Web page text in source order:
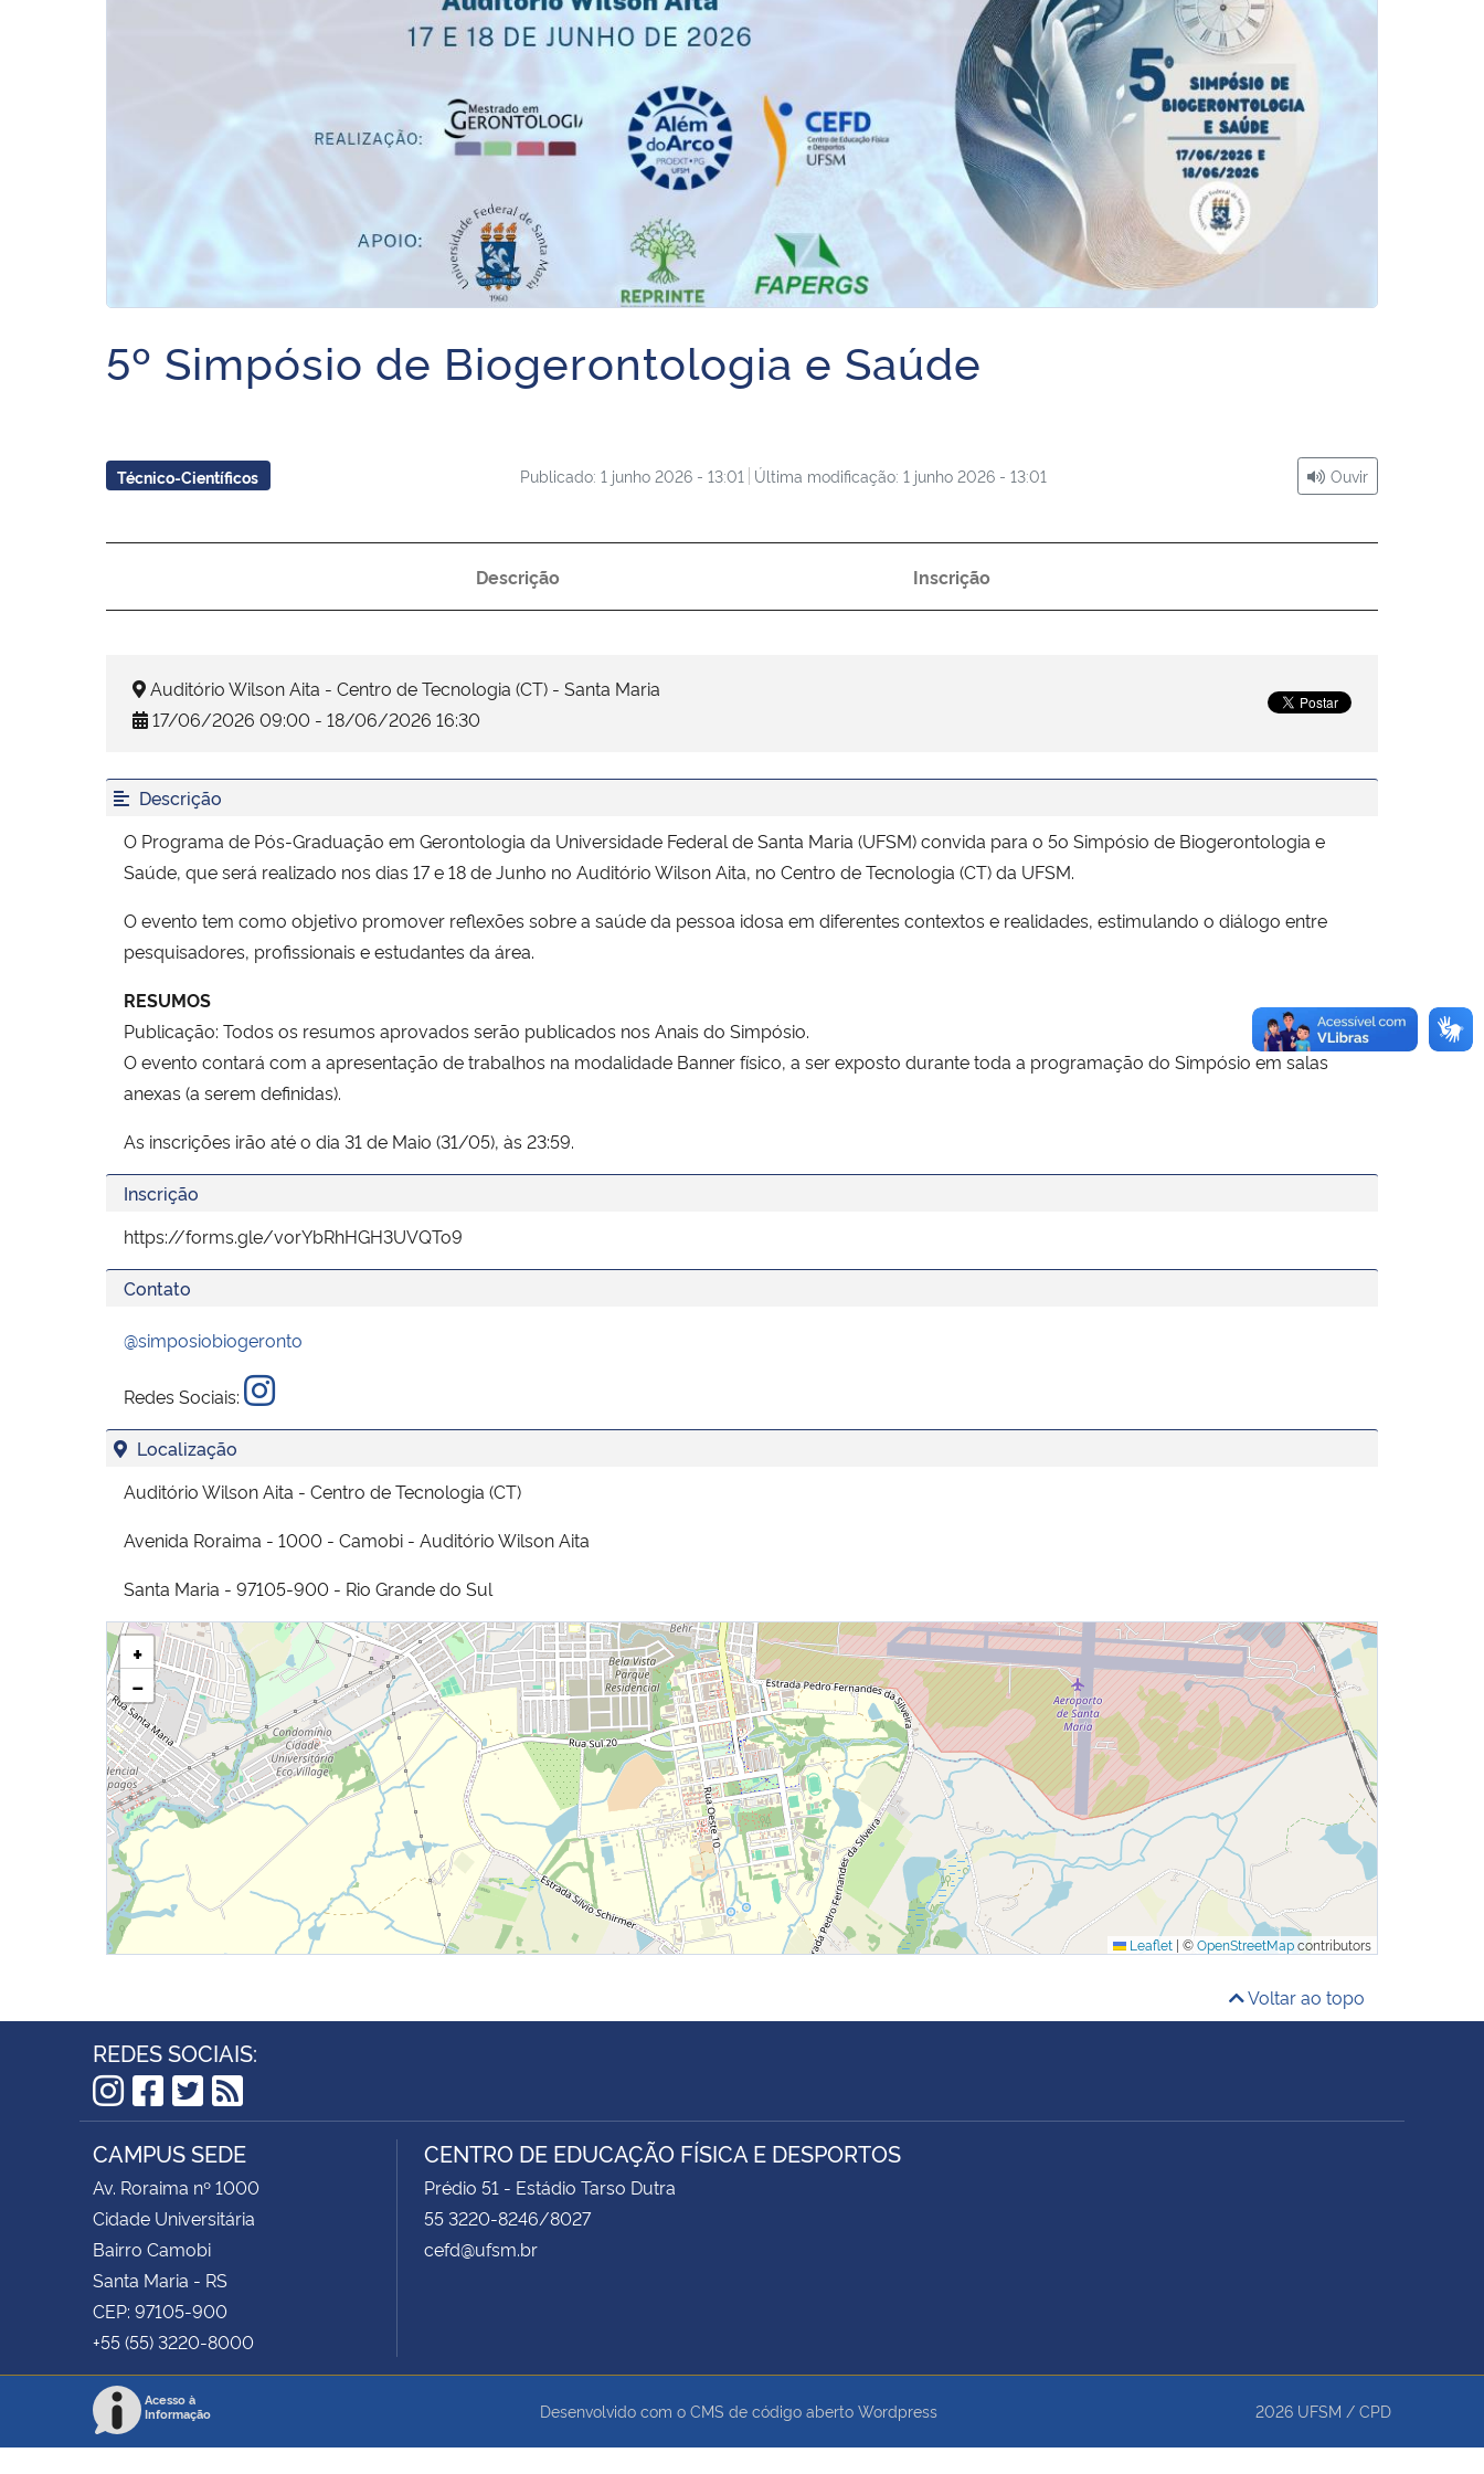
5º Simpósio de Biogerontologia e Saúde
Técnico-Científicos Publicado: 1 junho 2026 - 13:01 Última modificação: 1 junho 2026 - 13:01 Ouvir
Descrição Inscrição
Auditório Wilson Aita - Centro de Tecnologia (CT) - Santa Maria
17/06/2026 09:00 - 18/06/2026 16:30
Descrição
O Programa de Pós-Graduação em Gerontologia da Universidade Federal de Santa Maria (UFSM) convida para o 5o Simpósio de Biogerontologia e
Saúde, que será realizado nos dias 17 e 18 de Junho no Auditório Wilson Aita, no Centro de Tecnologia (CT) da UFSM.
O evento tem como objetivo promover reflexões sobre a saúde da pessoa idosa em diferentes contextos e realidades, estimulando o diálogo entre
pesquisadores, profissionais e estudantes da área.
RESUMOS
Publicação: Todos os resumos aprovados serão publicados nos Anais do Simpósio.
O evento contará com a apresentação de trabalhos na modalidade Banner físico, a ser exposto durante toda a programação do Simpósio em salas
anexas (a serem definidas).
As inscrições irão até o dia 31 de Maio (31/05), às 23:59.
Inscrição
https://forms.gle/vorYbRhHGH3UVQTo9
Contato
@simposiobiogeronto
Redes Sociais:
Localização
Auditório Wilson Aita - Centro de Tecnologia (CT)
Avenida Roraima - 1000 - Camobi - Auditório Wilson Aita
Santa Maria - 97105-900 - Rio Grande do Sul
+
−
Leaflet | ©OpenStreetMapcontributors
Voltar ao topo
REDES SOCIAIS:
Instagram
Facebook
Twitter
RSS
CAMPUS SEDE
Av. Roraima nº 1000
Cidade Universitária
Bairro Camobi
Santa Maria - RS
CEP: 97105-900
+55 (55) 3220-8000
CENTRO DE EDUCAÇÃO FÍSICA E DESPORTOS
Prédio 51 - Estádio Tarso Dutra
55 3220-8246/8027
cefd@ufsm.br
Acesso à
Informação
Desenvolvido com o CMS de código aberto Wordpress 2026 UFSM / CPD